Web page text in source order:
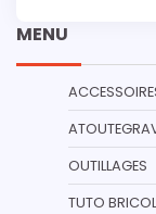
MENU
OUTILLAGES
TUTO